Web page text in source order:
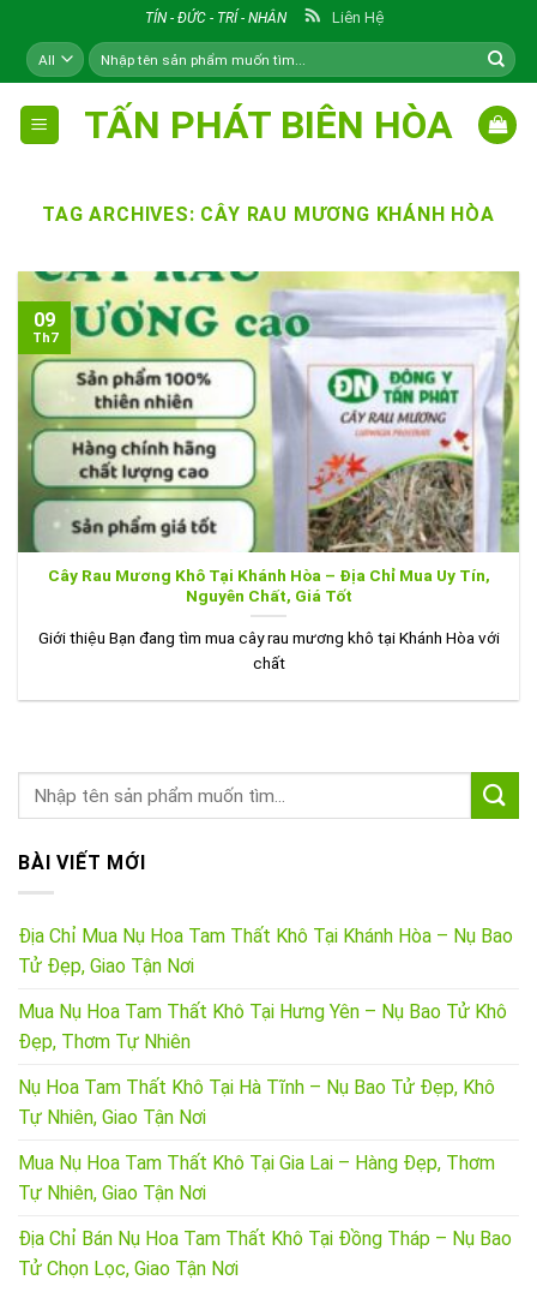
content
TÍN - ĐỨC - TRÍ - NHÂN Liên Hệ
Tìm
kiếm:
TẤN PHÁT BIÊN HÒA
TAG ARCHIVES: CÂY RAU MƯƠNG KHÁNH HÒA
Cây Rau Mương Khô Tại Khánh Hòa – Địa Chỉ Mua Uy Tín,
Nguyên Chất, Giá Tốt
Giới thiệu Bạn đang tìm mua cây rau mương khô tại Khánh Hòa với
chất
09
Th7
BÀI VIẾT MỚI
Địa Chỉ Mua Nụ Hoa Tam Thất Khô Tại Khánh Hòa – Nụ Bao
Tử Đẹp, Giao Tận Nơi
Mua Nụ Hoa Tam Thất Khô Tại Hưng Yên – Nụ Bao Tử Khô
Đẹp, Thơm Tự Nhiên
Nụ Hoa Tam Thất Khô Tại Hà Tĩnh – Nụ Bao Tử Đẹp, Khô
Tự Nhiên, Giao Tận Nơi
Mua Nụ Hoa Tam Thất Khô Tại Gia Lai – Hàng Đẹp, Thơm
Tự Nhiên, Giao Tận Nơi
Địa Chỉ Bán Nụ Hoa Tam Thất Khô Tại Đồng Tháp – Nụ Bao
Tử Chọn Lọc, Giao Tận Nơi